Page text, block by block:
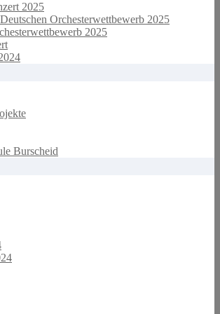
2025
Orchesterwettbewerb 2025
2025
Burscheid